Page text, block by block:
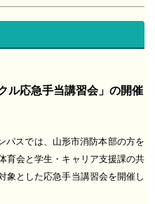
ル応急手当講習会」の開催
パスでは、山形市消防本部の方を
育会と学生・キャリア支援課の共
象とした応急手当講習会を開催し